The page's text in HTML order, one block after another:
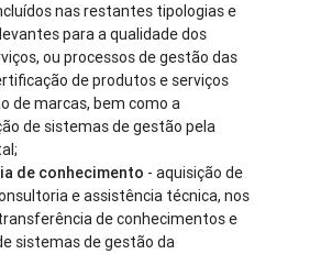
nas restantes tipologias e
para a qualidade dos
ou processos de gestão das
de produtos e serviços
de marcas, bem como a
de sistemas de gestão pela
de conhecimento - aquisição de
e assistência técnica, nos
de conhecimentos e
sistemas de gestão da